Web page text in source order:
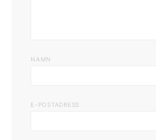
NAMN
E-POSTADRESS